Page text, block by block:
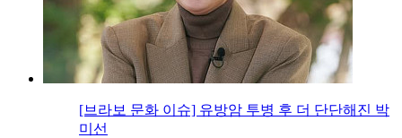
[브라보 문화 이슈] 유방암 투병 후 더 단단해진 박
미선